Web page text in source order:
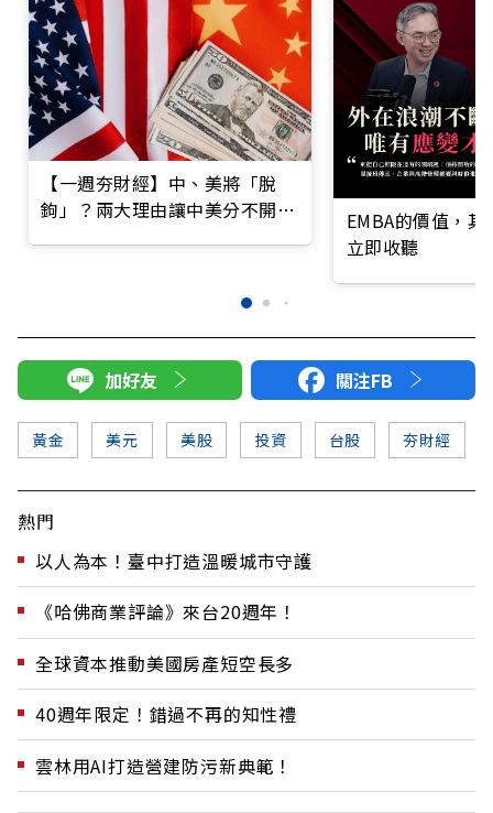
【一週夯財經】中、美將「脫
鉤」？兩大理由讓中美分不開、
EMBA的價值，
立即收聽
加好友 關注FB
黃金 美元 美股 投資 台股 夯財經
熱門
以人為本！臺中打造溫暖城市守護
《哈佛商業評論》來台20週年！
全球資本推動美國房產短空長多
40週年限定！錯過不再的知性禮
雲林用AI打造營建防污新典範！